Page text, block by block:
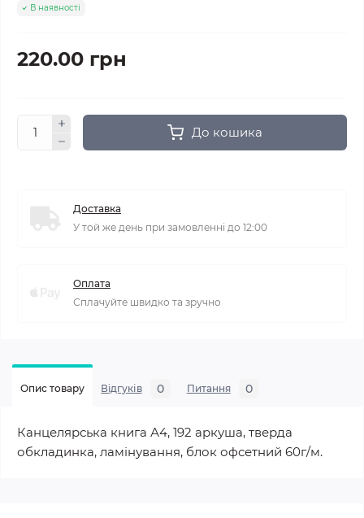
В наявності
220.00 грн
До кошика
Доставка
У той же день при замовленні до 12:00
Оплата
Сплачуйте швидко та зручно
Опис товару Відгуків 0 Питання 0
Канцелярська книга А4, 192 аркуша, тверда
обкладинка, ламінування, блок офсетний 60г/м.